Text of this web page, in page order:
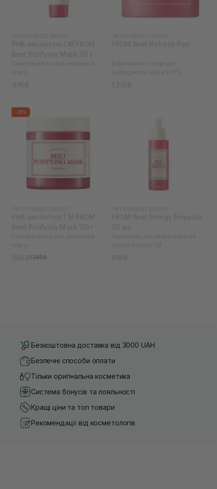
-25%
1 285₴
Безкоштовна доставка від 3000 UAH
Безпечні способи оплати
Тільки оригінальна косметика
Система бонусів та лояльності
Кращі ціни та топ товари
Рекомендації від косметологів